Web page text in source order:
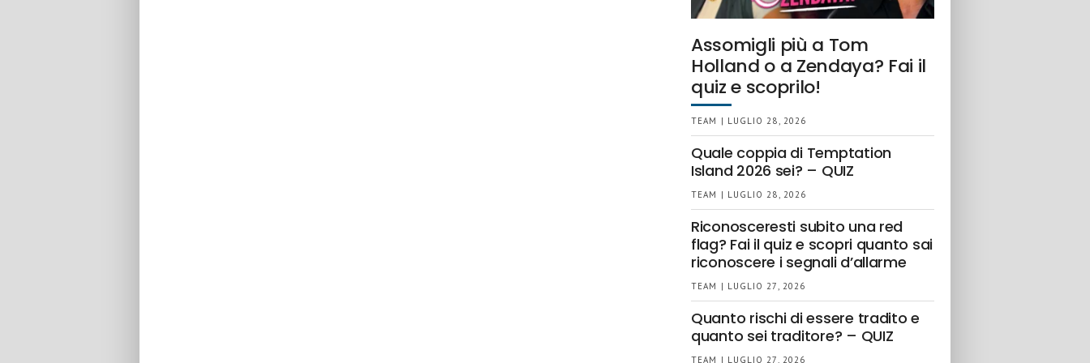
Assomigli più a Tom
Holland o a Zendaya? Fai il
quiz e scoprilo!
TEAM | LUGLIO 28, 2026
Quale coppia di Temptation
Island 2026 sei? – QUIZ
TEAM | LUGLIO 28, 2026
Riconosceresti subito una red
flag? Fai il quiz e scopri quanto sai
riconoscere i segnali d’allarme
TEAM | LUGLIO 27, 2026
Quanto rischi di essere tradito e
quanto sei traditore? – QUIZ
TEAM | LUGLIO 27, 2026